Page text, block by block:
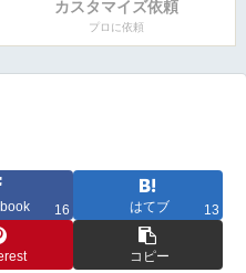
カスタマイズ依頼
プロに依頼
16 はてブ 13
コピー